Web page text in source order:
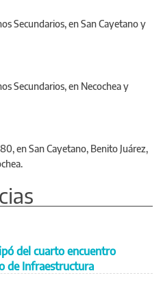
Secundarios, en San Cayetano y
Secundarios, en Necochea y
en San Cayetano, Benito Juárez,
del cuarto encuentro
de Infraestructura